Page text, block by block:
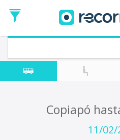
de
Ida
Vuelta (opcional)
Fecha
de
Copiapó
11/02/